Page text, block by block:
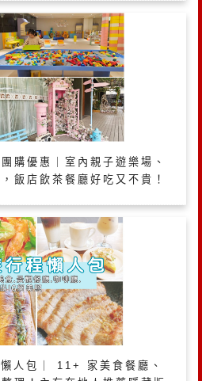
購優惠｜室內親子遊樂場、
飯店飲茶餐廳好吃又不貴！
人包｜ 11+ 家美食餐廳、